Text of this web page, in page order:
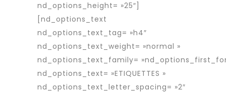
nd_options_height= »25″]
[nd_options_text
nd_options_text_tag= »h4″
nd_options_text_weight= »normal »
nd_options_text_family=
nd_options_text= »ETIQUETTES »
nd_options_text_letter_spacing= »2″